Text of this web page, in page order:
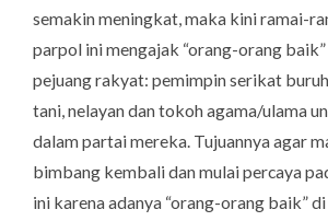
semakin meningkat, maka kini ramai-
parpol ini mengajak “orang-orang
pejuang rakyat: pemimpin serikat
tani, nelayan dan tokoh agama/ulama
dalam partai mereka. Tujuannya agar
bimbang kembali dan mulai percaya
ini karena adanya “orang-orang baik”